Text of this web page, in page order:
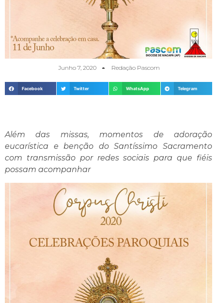
Junho 7, 2020 Redação Pascom
Facebook Twitter WhatsApp Telegram
Além das missas, momentos de adoração
eucarística e benção do Santíssimo Sacramento
com transmissão por redes sociais para que fiéis
possam acompanhar